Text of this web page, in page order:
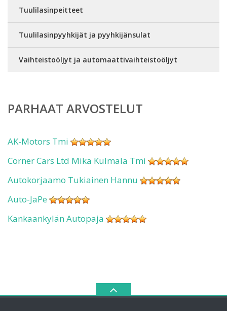
Tuulilasinpeitteet
Tuulilasinpyyhkijät ja pyyhkijänsulat
Vaihteistoöljyt ja automaattivaihteistoöljyt
PARHAAT ARVOSTELUT
AK-Motors Tmi
Corner Cars Ltd Mika Kulmala Tmi
Autokorjaamo Tukiainen Hannu
Auto-JaPe
Kankaankylän Autopaja